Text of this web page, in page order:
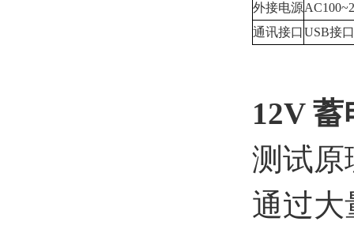
外接电源
通讯接口USB接
12V
测试原
通过大